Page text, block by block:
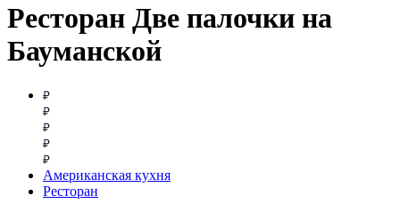
Ресторан Две палочки на
Бауманской
Американская кухня
Ресторан